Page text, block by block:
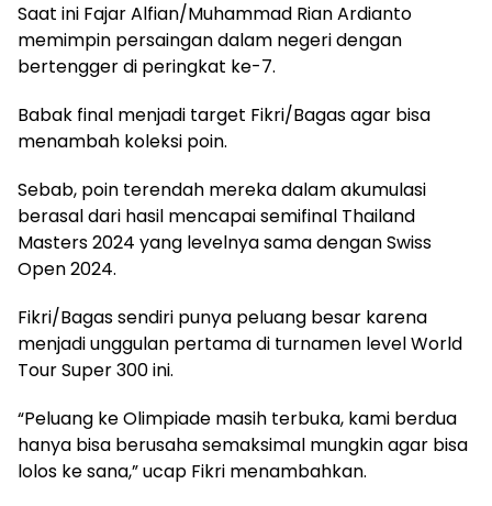
Saat ini Fajar Alfian/Muhammad Rian Ardianto
memimpin persaingan dalam negeri dengan
bertengger di peringkat ke-7.
Babak final menjadi target Fikri/Bagas agar bisa
menambah koleksi poin.
Sebab, poin terendah mereka dalam akumulasi
berasal dari hasil mencapai semifinal Thailand
Masters 2024 yang levelnya sama dengan Swiss
Open 2024.
Fikri/Bagas sendiri punya peluang besar karena
menjadi unggulan pertama di turnamen level World
Tour Super 300 ini.
“Peluang ke Olimpiade masih terbuka, kami berdua
hanya bisa berusaha semaksimal mungkin agar bisa
lolos ke sana,” ucap Fikri menambahkan.